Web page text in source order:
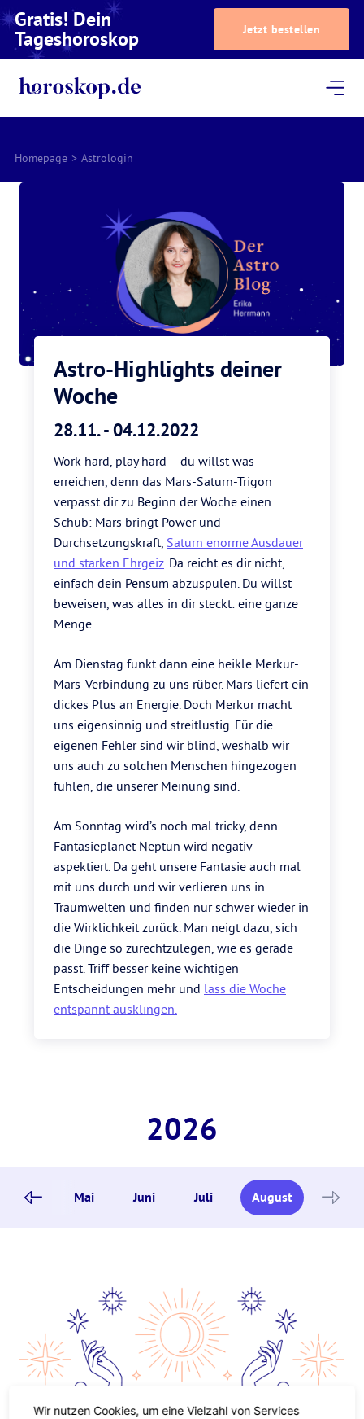
Gratis! Dein
Tageshoroskop Jetzt bestellen
Homepage > Astrologin
Astro-Highlights deiner
Woche
28.11. - 04.12.2022
Work hard, play hard – du willst was
erreichen, denn das Mars-Saturn-Trigon
verpasst dir zu Beginn der Woche einen
Schub: Mars bringt Power und
Durchsetzungskraft, Saturn enorme Ausdauer
und starken Ehrgeiz. Da reicht es dir nicht,
einfach dein Pensum abzuspulen. Du willst
beweisen, was alles in dir steckt: eine ganze
Menge.
Am Dienstag funkt dann eine heikle Merkur-
Mars-Verbindung zu uns rüber. Mars liefert ein
dickes Plus an Energie. Doch Merkur macht
uns eigensinnig und streitlustig. Für die
eigenen Fehler sind wir blind, weshalb wir
uns auch zu solchen Menschen hingezogen
fühlen, die unserer Meinung sind.
Am Sonntag wird’s noch mal tricky, denn
Fantasieplanet Neptun wird negativ
aspektiert. Da geht unsere Fantasie auch mal
mit uns durch und wir verlieren uns in
Traumwelten und finden nur schwer wieder in
die Wirklichkeit zurück. Man neigt dazu, sich
die Dinge so zurechtzulegen, wie es gerade
passt. Triff besser keine wichtigen
Entscheidungen mehr und lass die Woche
entspannt ausklingen.
2026
April Mai Juni Juli August
Wir nutzen Cookies, um eine Vielzahl von Services